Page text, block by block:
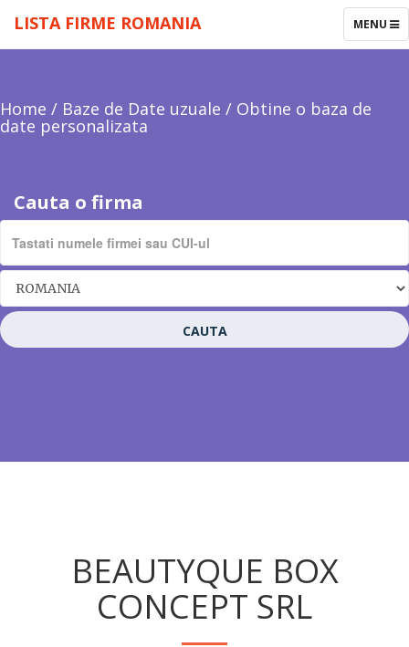
TOGGLE
MENU
LISTA FIRME ROMANIA
Home / Baze de Date uzuale / Obtine o baza de
date personalizata
Cauta o firma
CAUTA
BEAUTYQUE BOX
CONCEPT SRL